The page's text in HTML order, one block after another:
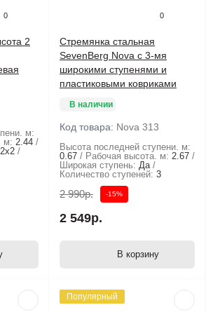
0
2
м:
м: 2.44
2х2
0
Стремянка стальная
SevenBerg Nova с 3-мя
широкими ступенями и
пластиковыми ковриками
В наличии
Код товара: Nova 313
Высота последней ступени. м:
0.67
Рабочая высота. м: 2.67
Широкая ступень: Да
Количество ступеней: 3
2 990р. -15%
2 549р.
В корзину
Популярный